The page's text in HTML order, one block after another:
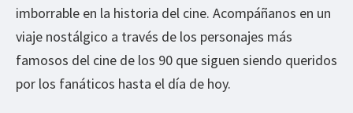
imborrable en la historia del cine. Acompáñanos en un
viaje nostálgico a través de los personajes más
famosos del cine de los 90 que siguen siendo queridos
por los fanáticos hasta el día de hoy.